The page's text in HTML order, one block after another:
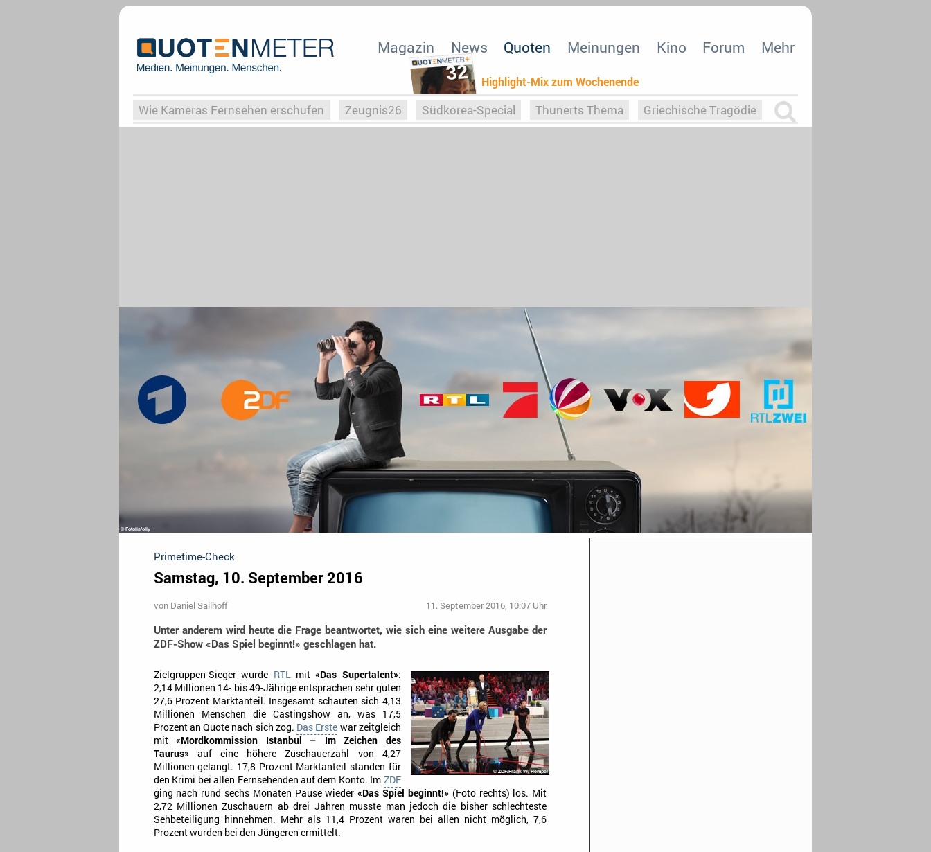
32 Highlight-Mix zum Wochenende
Magazin News Quoten Meinungen Kino Forum Mehr
Wie Kameras Fernsehen erschufen Zeugnis26 Südkorea-Special Thunerts Thema Griechische Tragödie
Primetime-Check
Samstag, 10. September 2016
von Daniel Sallhoff 11. September 2016, 10:07 Uhr
Unter anderem wird heute die Frage beantwortet, wie sich eine weitere Ausgabe der
ZDF-Show «Das Spiel beginnt!» geschlagen hat.
Zielgruppen-Sieger wurde RTLmit«Das Supertalent»:
2,14 Millionen 14- bis 49-Jährige entsprachen sehr guten
27,6 Prozent Marktanteil. Insgesamt schauten sich 4,13
Millionen Menschen die Castingshow an, was 17,5
Prozent an Quote nach sich zog. Das Erste war zeitgleich
mit«Mordkommission Istanbul – Im Zeichen des
Taurus» auf eine höhere Zuschauerzahl von 4,27
Millionen gelangt. 17,8 Prozent Marktanteil standen für
den Krimi bei allen Fernsehenden auf dem Konto. Im ZDF
ging nach rund sechs Monaten Pause wieder«Das Spiel beginnt!» (Foto rechts) los. Mit
2,72 Millionen Zuschauern ab drei Jahren musste man jedoch die bisher schlechteste
Sehbeteiligung hinnehmen. Mehr als 11,4 Prozent waren bei allen nicht möglich, 7,6
Prozent wurden bei den Jüngeren ermittelt.